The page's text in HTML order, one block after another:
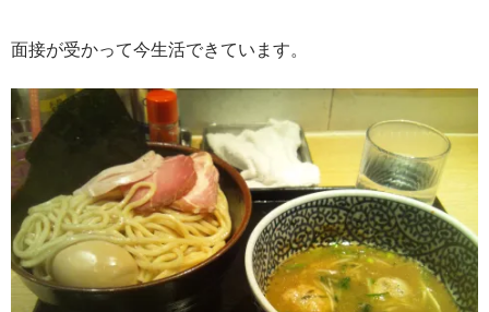
面接が受かって今生活できています。